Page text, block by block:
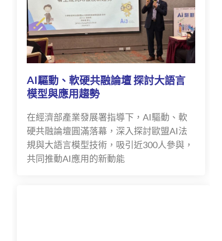
AI驅動、軟硬共融論壇 探討大語言
模型與應用趨勢
在經濟部產業發展署指導下，AI驅動、軟
硬共融論壇圓滿落幕，深入探討歐盟AI法
規與大語言模型技術，吸引近300人參與，
共同推動AI應用的新動能